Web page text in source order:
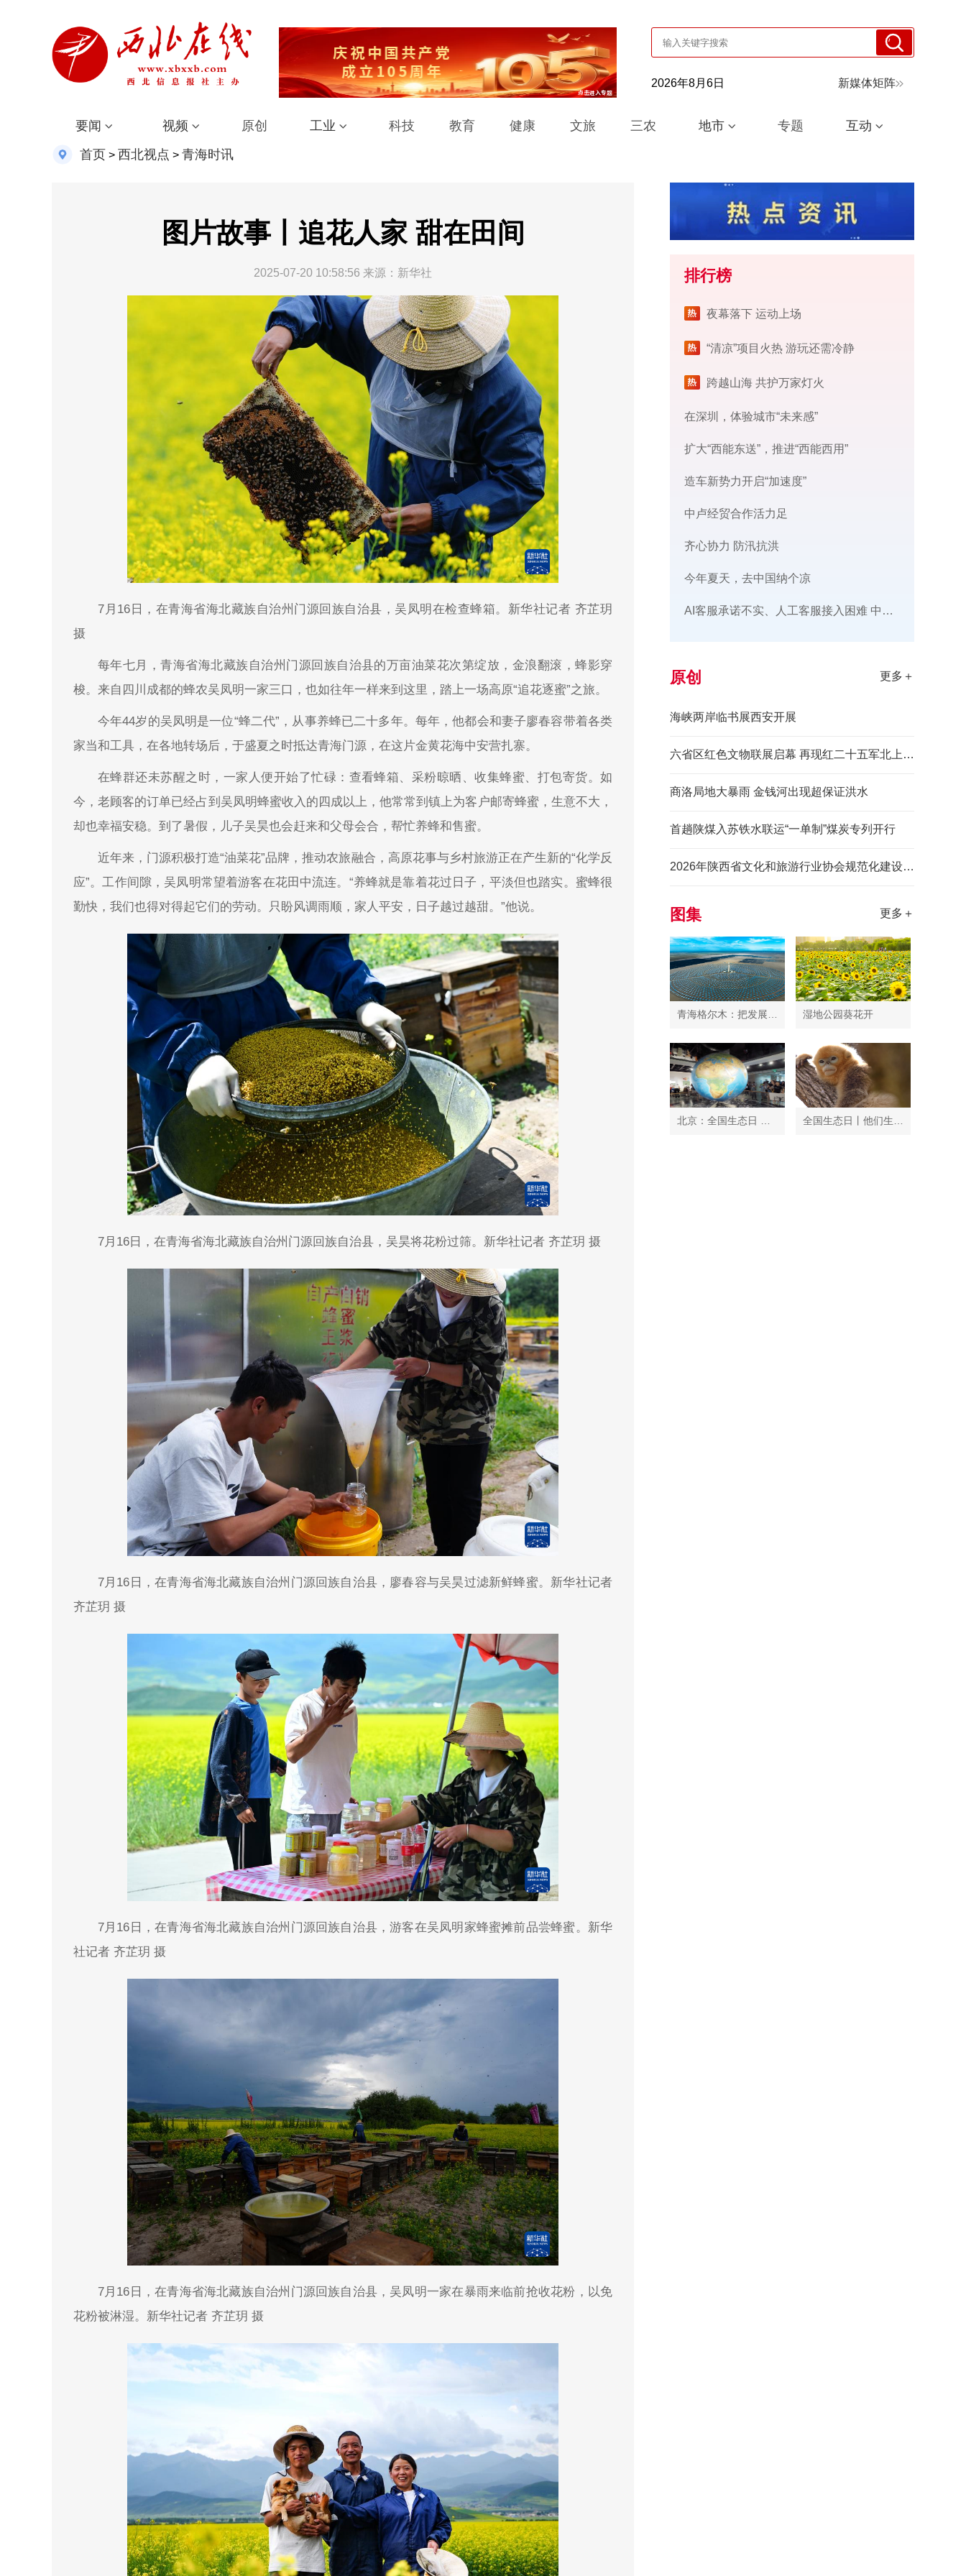
2026年8月6日 新媒体矩阵
要闻 视频 原创 工业 科技 教育 健康 文旅 三农 地市 专题 互动
首页 > 西北视点 > 青海时讯
图片故事丨追花人家 甜在田间
2025-07-20 10:58:56 来源：新华社
7月16日，在青海省海北藏族自治州门源回族自治县，吴凤明在检查蜂箱。新华社记者 齐芷玥
摄
每年七月，青海省海北藏族自治州门源回族自治县的万亩油菜花次第绽放，金浪翻滚，蜂影穿
梭。来自四川成都的蜂农吴凤明一家三口，也如往年一样来到这里，踏上一场高原“追花逐蜜”之旅。
今年44岁的吴凤明是一位“蜂二代”，从事养蜂已二十多年。每年，他都会和妻子廖春容带着各类
家当和工具，在各地转场后，于盛夏之时抵达青海门源，在这片金黄花海中安营扎寨。
在蜂群还未苏醒之时，一家人便开始了忙碌：查看蜂箱、采粉晾晒、收集蜂蜜、打包寄货。如
今，老顾客的订单已经占到吴凤明蜂蜜收入的四成以上，他常常到镇上为客户邮寄蜂蜜，生意不大，
却也幸福安稳。到了暑假，儿子吴昊也会赶来和父母会合，帮忙养蜂和售蜜。
近年来，门源积极打造“油菜花”品牌，推动农旅融合，高原花事与乡村旅游正在产生新的“化学反
应”。工作间隙，吴凤明常望着游客在花田中流连。“养蜂就是靠着花过日子，平淡但也踏实。蜜蜂很
勤快，我们也得对得起它们的劳动。只盼风调雨顺，家人平安，日子越过越甜。”他说。
7月16日，在青海省海北藏族自治州门源回族自治县，吴昊将花粉过筛。新华社记者 齐芷玥 摄
7月16日，在青海省海北藏族自治州门源回族自治县，廖春容与吴昊过滤新鲜蜂蜜。新华社记者
齐芷玥 摄
7月16日，在青海省海北藏族自治州门源回族自治县，游客在吴凤明家蜂蜜摊前品尝蜂蜜。新华
社记者 齐芷玥 摄
7月16日，在青海省海北藏族自治州门源回族自治县，吴凤明一家在暴雨来临前抢收花粉，以免
花粉被淋湿。新华社记者 齐芷玥 摄
排行榜
夜幕落下 运动上场
“清凉”项目火热 游玩还需冷静
跨越山海 共护万家灯火
在深圳，体验城市“未来感”
扩大“西能东送”，推进“西能西用”
造车新势力开启“加速度”
中卢经贸合作活力足
齐心协力 防汛抗洪
今年夏天，去中国纳个凉
AI客服承诺不实、人工客服接入困难 中消协回应
原创 更多＋
海峡两岸临书展西安开展
六省区红色文物联展启幕 再现红二十五军北上先锋长征史诗
商洛局地大暴雨 金钱河出现超保证洪水
首趟陕煤入苏铁水联运“一单制”煤炭专列开行
2026年陕西省文化和旅游行业协会规范化建设培训班举办
图集 更多＋
湿地公园葵花开